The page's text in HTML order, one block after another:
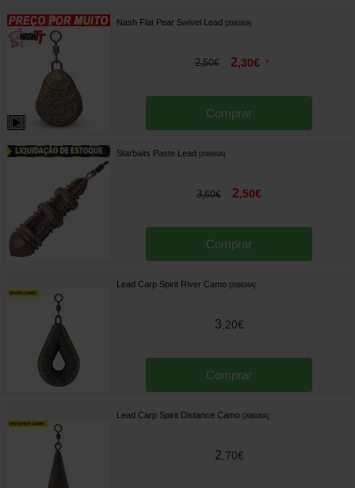
Nash Flat Pear Swivel Lead [208036A]
2,50€ 2,30€ *
Comprar
Starbaits Paste Lead [208993A]
3,60€ 2,50€
Comprar
Lead Carp Spirit River Camo [208834A]
3,20€
Comprar
Lead Carp Spirit Distance Camo [208830A]
2,70€